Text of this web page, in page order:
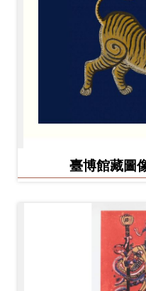
臺博館藏圖